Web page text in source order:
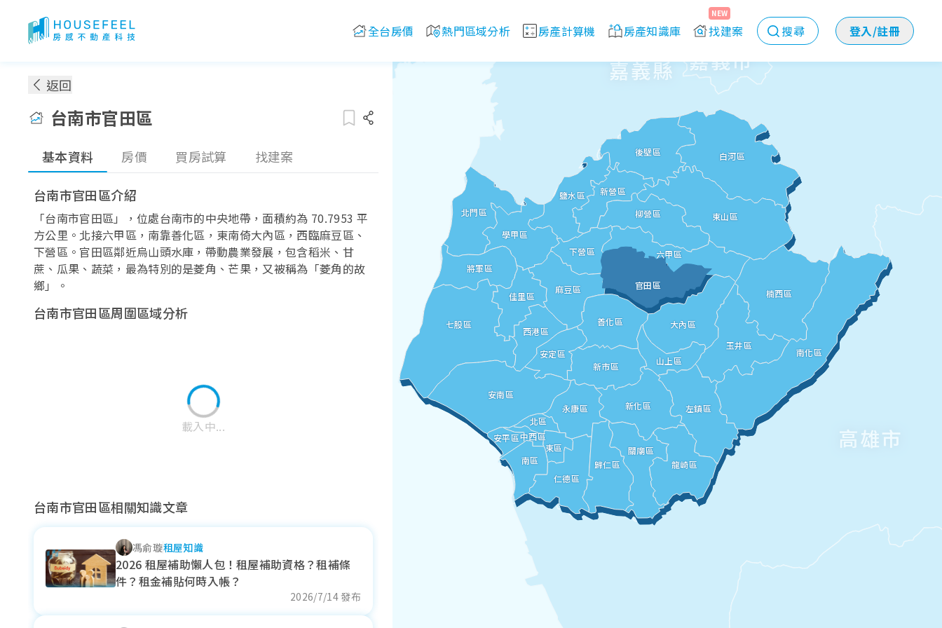
全台房價 熱門區域分析 房產計算機 房產知識庫 找建案
NEW
搜尋 登入/註冊
返回
台南市官田區
基本資料 房價 買房試算 找建案
台南市官田區介紹
「台南市官田區」，位處台南市的中央地帶，面積約為 70.7953 平
方公里。北接六甲區，南靠善化區，東南倚大內區，西臨麻豆區、
下營區。官田區鄰近烏山頭水庫，帶動農業發展，包含稻米、甘
蔗、瓜果、蔬菜，最為特別的是菱角、芒果，又被稱為「菱角的故
鄉」。
台南市官田區周圍區域分析
載入中...
麻豆區
近一年成交單價
六甲區
近一年成交單價
下營區
近一年成交單價
台南市官田區相關知識文章
馮俞璇租屋知識
2026 租屋補助懶人包！租屋補助資格？租補條
件？租金補貼何時入帳？
2026/7/14 發布
嘉義市
高雄市
嘉義縣
臺南市
白河區
後壁區
鹽水區
北門區
學甲區
新營區
東山區
柳營區
下營區 六甲區
楠西區
將軍區
麻豆區
佳里區
官田區
七股區
西港區
善化區 大內區
山上區
玉井區
南化區
安定區
新市區
安南區
左鎮區
新化區
永康區
北區
中西區
東區
安平區
南區
仁德區
關廟區
歸仁區
龍崎區